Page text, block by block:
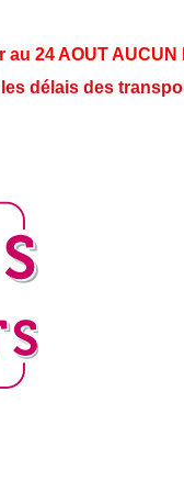
au 24 AOUT
délais des